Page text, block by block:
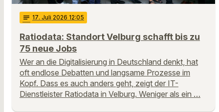
notes 17. Juli 2026 12:05
Ratiodata: Standort Velburg schafft bis zu
75 neue Jobs
Wer an die Digitalisierung in Deutschland denkt, hat
oft endlose Debatten und langsame Prozesse im
Kopf. Dass es auch anders geht, zeigt der IT-
Dienstleister Ratiodata in Velburg. Weniger als ein …